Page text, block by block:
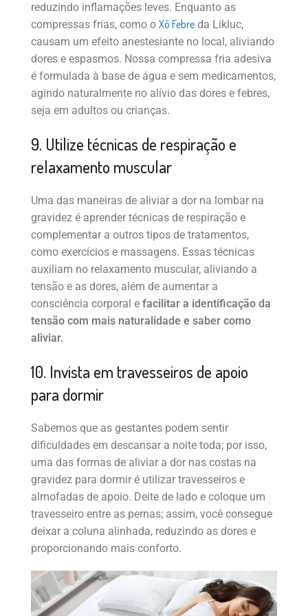
reduzindo inflamações leves. Enquanto as
compressas frias, como o Xô Febre da Likluc,
causam um efeito anestesiante no local, aliviando
dores e espasmos. Nossa compressa fria adesiva
é formulada à base de água e sem medicamentos,
agindo naturalmente no alívio das dores e febres,
seja em adultos ou crianças.
9. Utilize técnicas de respiração e
relaxamento muscular
Uma das maneiras de aliviar a dor na lombar na
gravidez é aprender técnicas de respiração e
complementar a outros tipos de tratamentos,
como exercícios e massagens. Essas técnicas
auxiliam no relaxamento muscular, aliviando a
tensão e as dores, além de aumentar a
consciência corporal e facilitar a identificação da
tensão com mais naturalidade e saber como
aliviar.
10. Invista em travesseiros de apoio
para dormir
Sabemos que as gestantes podem sentir
dificuldades em descansar a noite toda; por isso,
uma das formas de aliviar a dor nas costas na
gravidez para dormir é utilizar travesseiros e
almofadas de apoio. Deite de lado e coloque um
travesseiro entre as pernas; assim, você consegue
deixar a coluna alinhada, reduzindo as dores e
proporcionando mais conforto.